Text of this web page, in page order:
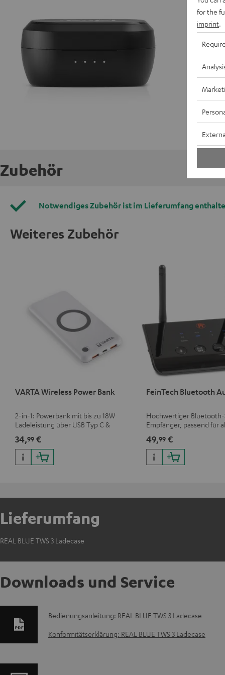
Zubehör
Notwendiges Zubehör ist im Lieferumfang
Weiteres Zubehör
VARTA Wireless Power Bank
2-in-1: Powerbank mit bis zu 18W
Ladeleistung über USB Typ C &
Ladestrom
34,99 €
FeinTech Bluetooth
Hochwertiger
Empfänger, passend für
Komplettanlagen sowie
49,99€
Lieferumfang
REAL BLUE TWS 3 Ladecase
Downloads und Service
D
o
Bedienungsanleitung: REAL BLUE TWS 3 Ladecase
Konformitätserklärung: REAL BLUE TWS 3 Ladecase
for the
imprint